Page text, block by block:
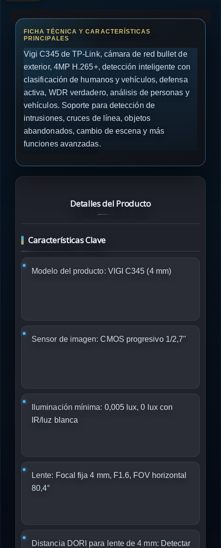
Vigi C345 de TP-Link, cámara de red bullet de
exterior, 4MP H.265+, detección inteligente con
clasificación de humanos y vehículos, defensa
activa, WDR verdadero, análisis de personas y
vehículos. Soporte para detección de
intrusiones, cruces de línea, objetos
abandonados, cambio de escena y más
funciones avanzadas.
Detalles del Producto
Características Clave
Modelo del producto: VIGI C345 (4 mm)
Sensor de imagen: CMOS progresivo 1/2,7''
Iluminación mínima: 0,005 lux, 0 lux con
IR/luz blanca
Lente: Focal fija 4 mm, F1.6, FOV horizontal
80,4°
Distancia DORI para lente de 4 mm: Detectar